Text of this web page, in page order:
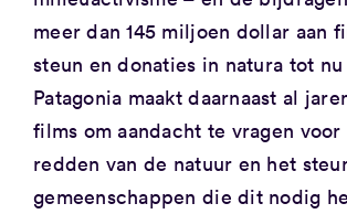
meer dan 145 miljoen dollar aan
steun en donaties in natura tot
Patagonia maakt daarnaast al
films om aandacht te vragen voor
redden van de natuur en het
gemeenschappen die dit nodig